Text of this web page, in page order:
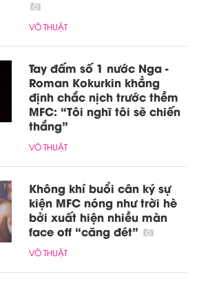
VÕ THUẬT
Tay đấm số 1 nước Nga -
Roman Kokurkin khẳng
định chắc nịch trước thềm
MFC: “Tôi nghĩ tôi sẽ chiến
thắng”
VÕ THUẬT
Không khí buổi cân ký sự
kiện MFC nóng như trời hè
bởi xuất hiện nhiều màn
face off “căng đét”
VÕ THUẬT